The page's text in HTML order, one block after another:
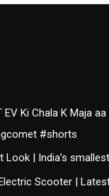
EV Ki Chala K Maja aa
#shorts
Look | India’s
Scooter |